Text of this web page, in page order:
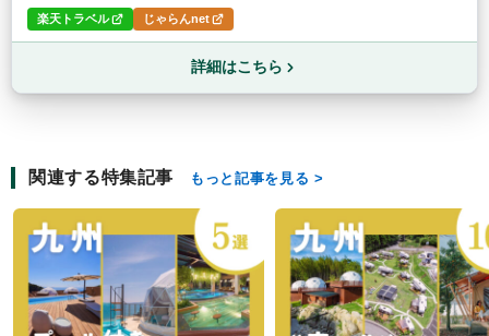
楽天トラベル じゃらんnet
詳細はこちら
関連する特集記事 もっと記事を見る